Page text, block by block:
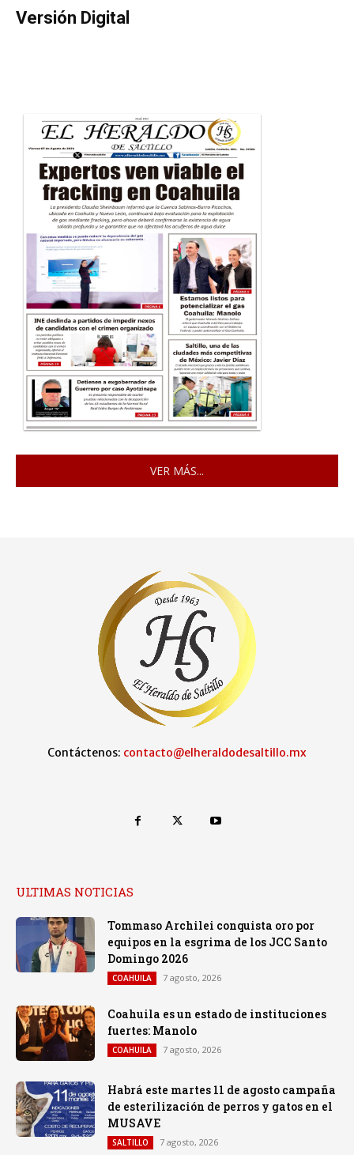
Versión Digital
VER MÁS...
Contáctenos: contacto@elheraldodesaltillo.mx
ULTIMAS NOTICIAS
Tommaso Archilei conquista oro por
equipos en la esgrima de los JCC Santo
Domingo 2026
COAHUILA 7 agosto, 2026
Coahuila es un estado de instituciones
fuertes: Manolo
COAHUILA 7 agosto, 2026
Habrá este martes 11 de agosto campaña
de esterilización de perros y gatos en el
MUSAVE
SALTILLO 7 agosto, 2026